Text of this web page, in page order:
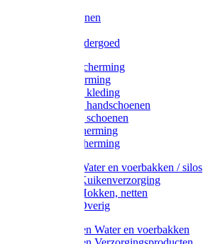
Handschoenen
Thermo ondergoed
Gehoorbescherming
Oogbescherming
Disposable kleding
Disposable handschoenen
Disposable schoenen
Mondbescherming
Hoofdbescherming
Pluimvee Water en voerbakken / silos
Pluimvee Kuikenverzorging
Pluimvee Hokken, netten
Pluimvee Overig
Knaagdieren Water en voerbakken